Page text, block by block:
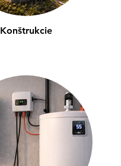
Konštrukcie